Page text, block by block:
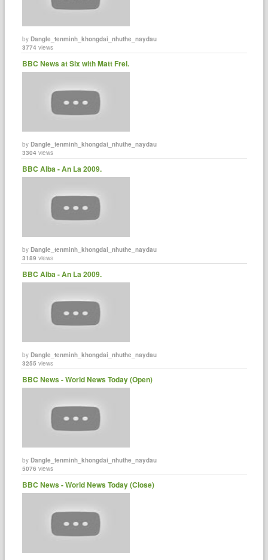
byDangle_tenminh_khongdai_nhuthe_naydau
3774 views
BBC News at Six with Matt Frei.
byDangle_tenminh_khongdai_nhuthe_naydau
3304 views
BBC Alba - An La 2009.
byDangle_tenminh_khongdai_nhuthe_naydau
3189 views
BBC Alba - An La 2009.
byDangle_tenminh_khongdai_nhuthe_naydau
3255 views
BBC News - World News Today (Open)
byDangle_tenminh_khongdai_nhuthe_naydau
5076 views
BBC News - World News Today (Close)